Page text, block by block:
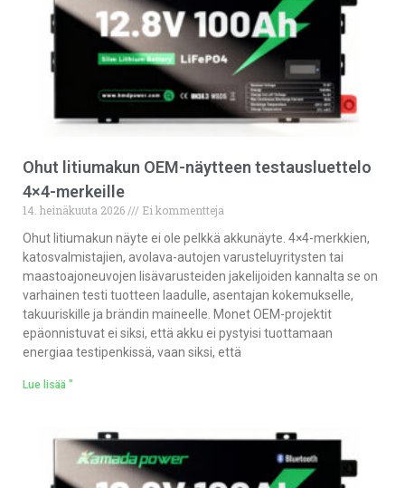
Ohut litiumakun OEM-näytteen testausluettelo
4×4-merkeille
14. heinäkuuta 2026
Ei kommentteja
Ohut litiumakun näyte ei ole pelkkä akkunäyte. 4×4-merkkien,
katosvalmistajien, avolava-autojen varusteluyritysten tai
maastoajoneuvojen lisävarusteiden jakelijoiden kannalta se on
varhainen testi tuotteen laadulle, asentajan kokemukselle,
takuuriskille ja brändin maineelle. Monet OEM-projektit
epäonnistuvat ei siksi, että akku ei pystyisi tuottamaan
energiaa testipenkissä, vaan siksi, että
Lue lisää "